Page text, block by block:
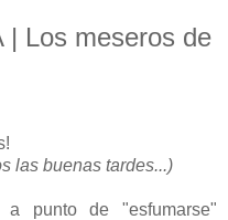
| Los meseros de
las buenas tardes...)
punto de "esfumarse"